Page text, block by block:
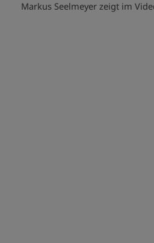
Markus Seelmeyer zeigt im